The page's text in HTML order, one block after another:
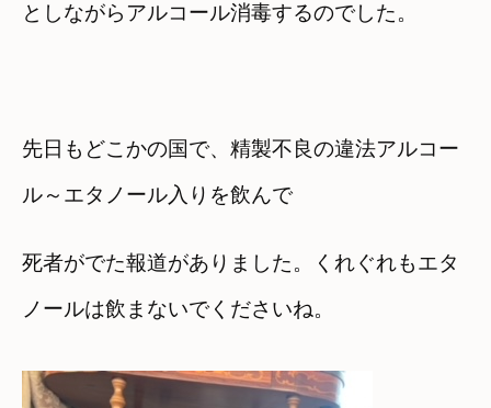
としながらアルコール消毒するのでした。
先日もどこかの国で、精製不良の違法アルコー
ル～エタノール入りを飲んで
死者がでた報道がありました。くれぐれもエタ
ノールは飲まないでくださいね。